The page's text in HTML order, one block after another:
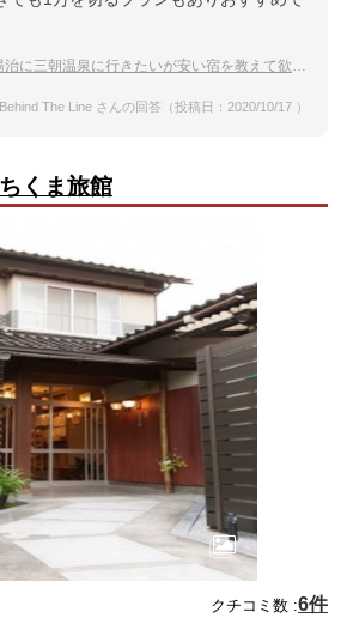
治に三朝温泉に行きたいが安い宿を教えて欲しい
Behind The Line さんの回答（投稿日：2020/10/17 ）
くま旅館
クチコミ数 :6件